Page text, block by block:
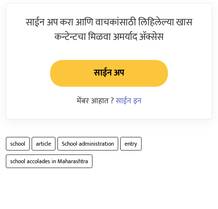
साईन अप करा आणि वाचकांसाठी लिहिलेल्या खास
कन्टेन्टचा मिळवा अमर्याद ॲक्सेस
साईन अप
मेंबर आहात ?साईन इन
school article School administration
entry
school accolades in Maharashtra